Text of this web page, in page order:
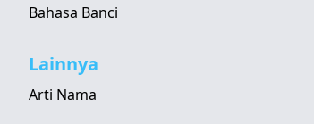
Bahasa Banci
Lainnya
Arti Nama